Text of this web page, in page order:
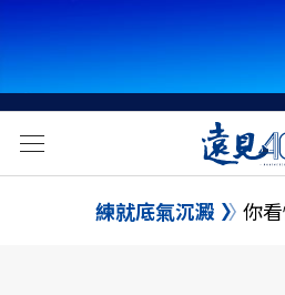
練就底氣沉澱 你